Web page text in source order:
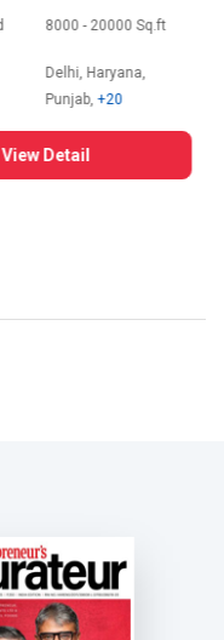
8000 - 20000 Sq.ft
Delhi, Haryana,
Punjab,+20
View Detail